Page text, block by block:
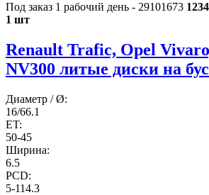
Под заказ 1 рабочий день - 29101673
1 шт
Renault Trafic, Opel
NV300 литые диски на
Диаметр / Ø:
16/66.1
ET:
50-45
Ширина:
6.5
PCD:
5-114.3